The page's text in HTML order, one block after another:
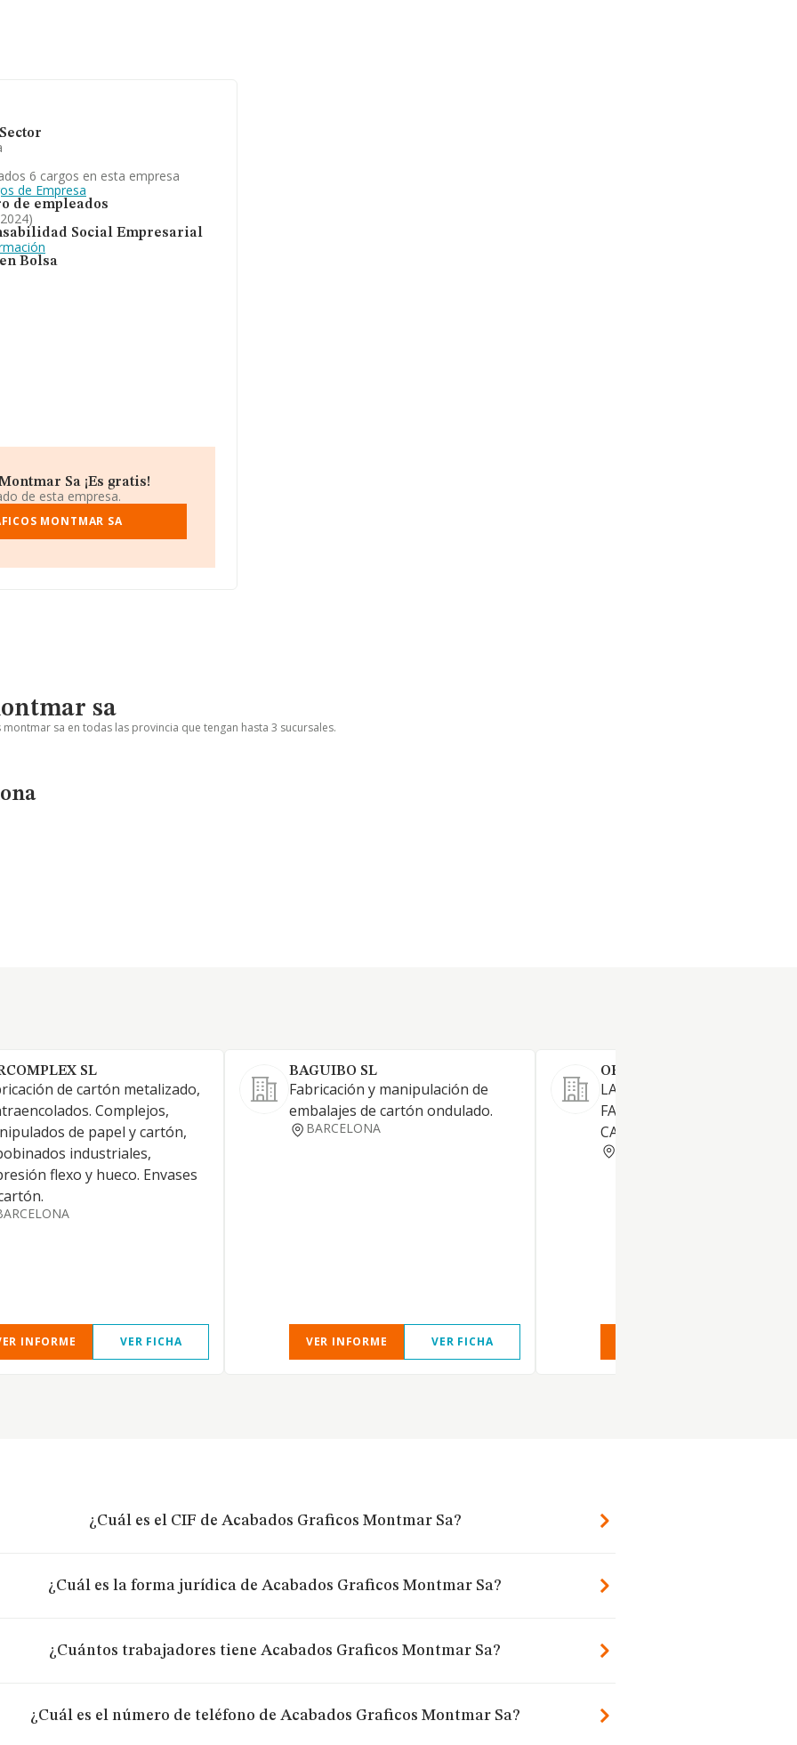
6 cargos en esta empresa
de Empresa
de empleados
Social Empresarial
Bolsa
Sa ¡Es gratis!
de esta empresa.
MONTMAR SA
sa
sa en todas las provincia que tengan hasta 3 sucursales.
SL
de cartón metalizado,
Complejos,
de papel y cartón,
industriales,
flexo y hueco. Envases
INFORME VER FICHA
BAGUIBO SL
Fabricación y manipulación de
embalajes de cartón ondulado.
BARCELONA
VER INFORME VER FICHA
ORPI MANIPULATS SL
LA TRANSFORMACION Y
FABRICACION DE PAPEL Y
CARTON
¿Cuál es el CIF de Acabados Graficos Montmar Sa?
¿Cuál es la forma jurídica de Acabados Graficos Montmar Sa?
¿Cuántos trabajadores tiene Acabados Graficos Montmar Sa?
¿Cuál es el número de teléfono de Acabados Graficos Montmar Sa?